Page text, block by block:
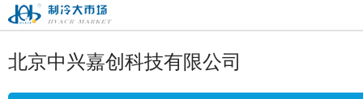
制冷大市场
北京中兴嘉创科技有限公司